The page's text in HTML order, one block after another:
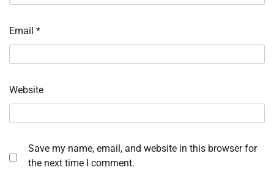
Email *
Website
Save my name, email, and website in this browser for
the next time I comment.